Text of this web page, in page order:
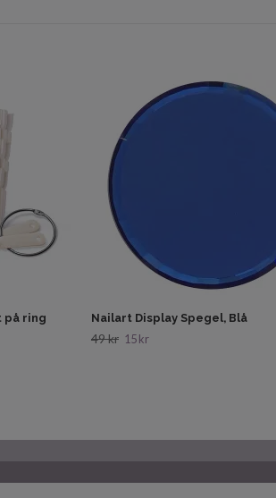
på ring Nailart Display Spegel, Blå
49 kr 15 kr